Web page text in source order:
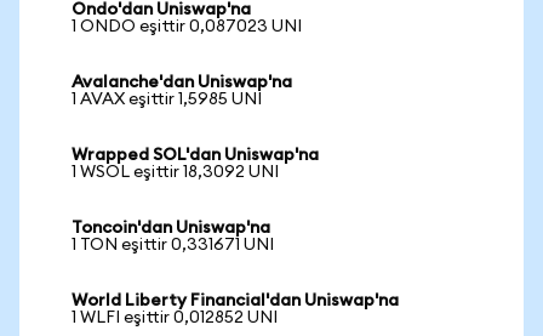
Ondo'dan Uniswap'na
1 ONDO eşittir 0,087023 UNI
Avalanche'dan Uniswap'na
1 AVAX eşittir 1,5985 UNI
Wrapped SOL'dan Uniswap'na
1 WSOL eşittir 18,3092 UNI
Toncoin'dan Uniswap'na
1 TON eşittir 0,331671 UNI
World Liberty Financial'dan Uniswap'na
1 WLFI eşittir 0,012852 UNI